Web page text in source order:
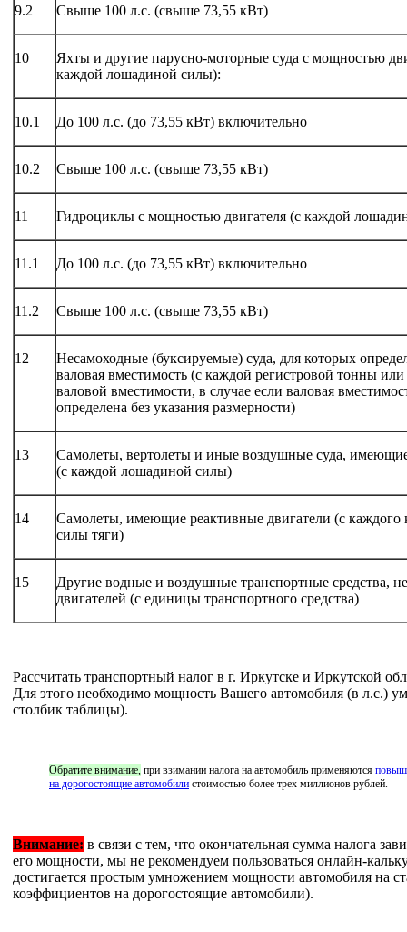
9.2 Свыше 100 л.с. (свыше 73,55 кВт)
10
Яхты и другие парусно-моторные суда с мощностью
каждой лошадиной силы):
10.1 До 100 л.с. (до 73,55 кВт) включительно
10.2 Свыше 100 л.с. (свыше 73,55 кВт)
11 Гидроциклы с мощностью двигателя (с каждой
11.1 До 100 л.с. (до 73,55 кВт) включительно
11.2 Свыше 100 л.с. (свыше 73,55 кВт)
12
Несамоходные (буксируемые) суда, для которых
валовая вместимость (с каждой регистровой тонны
валовой вместимости, в случае если валовая
определена без указания размерности)
13
Самолеты, вертолеты и иные воздушные суда,
(с каждой лошадиной силы)
14
Самолеты, имеющие реактивные двигатели (с каждого
силы тяги)
15
Другие водные и воздушные транспортные средства,
двигателей (с единицы транспортного средства)
Рассчитать транспортный налог в г. Иркутске и Иркутской
Для этого необходимо мощность Вашего автомобиля (в л.с.)
столбик таблицы).
Обратите внимание, при взимании налога на автомобиль применяются
на дорогостоящие автомобили стоимостью более трех миллионов рублей.
Внимание: в связи с тем, что окончательная сумма налога
его мощности, мы не рекомендуем пользоваться онлайн-
достигается простым умножением мощности автомобиля на
коэффициентов на дорогостоящие автомобили).